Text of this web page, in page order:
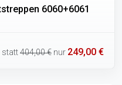
6060+6061
statt404,00 € nur 249,00 €